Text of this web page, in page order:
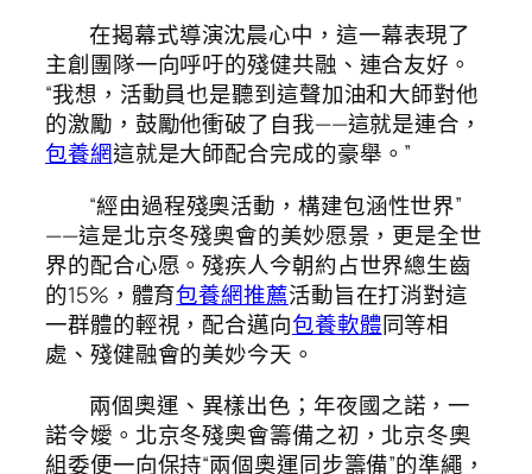
在揭幕式導演沈晨心中，這一幕表現了
主創團隊一向呼吁的殘健共融、連合友好。
“我想，活動員也是聽到這聲加油和大師對他
的激勵，鼓勵他衝破了自我——這就是連合，
包養網這就是大師配合完成的豪舉。”
“經由過程殘奧活動，構建包涵性世界”
——這是北京冬殘奧會的美妙愿景，更是全世
界的配合心愿。殘疾人今朝約占世界總生齒
的15%，體育包養網推薦活動旨在打消對這
一群體的輕視，配合邁向包養軟體同等相
處、殘健融會的美妙今天。
兩個奧運、異樣出色；年夜國之諾，一
諾令嬡。北京冬殘奧會籌備之初，北京冬奧
組委便一向保持“兩個奧運同步籌備”的準繩，